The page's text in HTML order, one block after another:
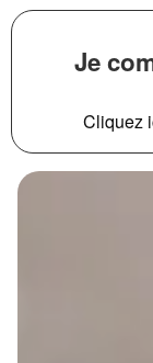
Je
Cliquez